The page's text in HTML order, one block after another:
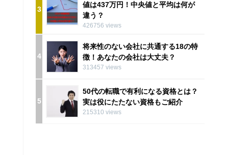
3
値は437万円！中央値と平均は何が
違う？
426756 views
4
将来性のない会社に共通する18の特
徴！あなたの会社は大丈夫？
313457 views
5
50代の転職で有利になる資格とは？
実は役にたたない資格もご紹介
215310 views